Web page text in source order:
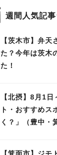
週間人気記
【茨木市】弁天
た？今年は茨木
た！
【北摂】8月1
ト・おすすめス
く？」（豊中・